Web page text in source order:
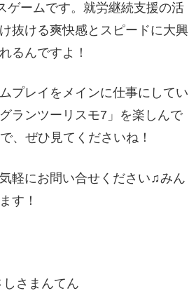
ゲームです。就労継続支援の活
抜ける爽快感とスピードに大興
るんですよ！
プレイをメインに仕事にしてい
ランツーリスモ7」を楽しんで
、ぜひ見てくださいね！
軽にお問い合せください♫みん
す！
さまんてん